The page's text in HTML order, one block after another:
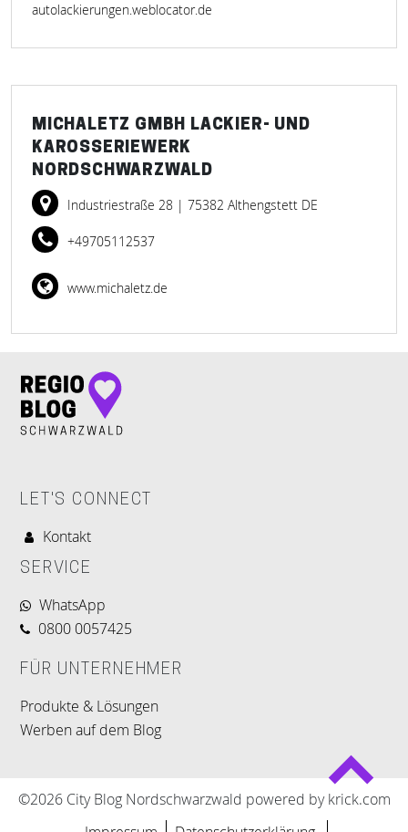
autolackierungen.weblocator.de
MICHALETZ GMBH LACKIER- UND
KAROSSERIEWERK
NORDSCHWARZWALD
Industriestraße 28 | 75382 Althengstett DE
+49705112537
www.michaletz.de
LET'S CONNECT
Kontakt
SERVICE
WhatsApp
0800 0057425
FÜR UNTERNEHMER
Produkte & Lösungen
Werben auf dem Blog
©2026 City Blog Nordschwarzwald powered by krick.com